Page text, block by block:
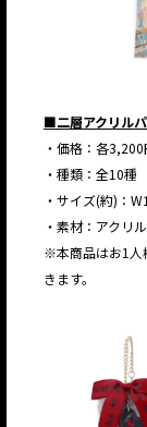
■二層アクリル
・価格：各
・種類：全10種
・サイズ(約)：
・素材：アクリ
※本商品はお1人
きます。